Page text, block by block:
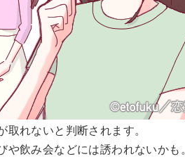
れないと判断されます。
飲み会などには誘われないかも。